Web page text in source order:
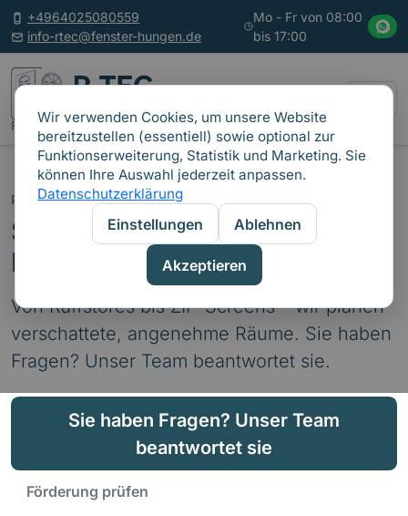
+4964025080559
info-rtec@fenster-hungen.de
Mo - Fr von 08:00
bis 17:00
Fenster • Haustüren • Rollläden • Fliegengitter
PRODUKTE
Sonnenschutz für Fassade &
Innenraum
Von Raffstores bis ZIP-Screens – wir planen
verschattete, angenehme Räume. Sie haben
Fragen? Unser Team beantwortet sie.
Sie haben Fragen? Unser Team
beantwortet sie
Förderung prüfen
Wir verwenden Cookies, um unsere Website
bereitzustellen (essentiell) sowie optional zur
Funktionserweiterung, Statistik und Marketing. Sie
können Ihre Auswahl jederzeit anpassen.
Datenschutzerklärung
Einstellungen Ablehnen
Akzeptieren